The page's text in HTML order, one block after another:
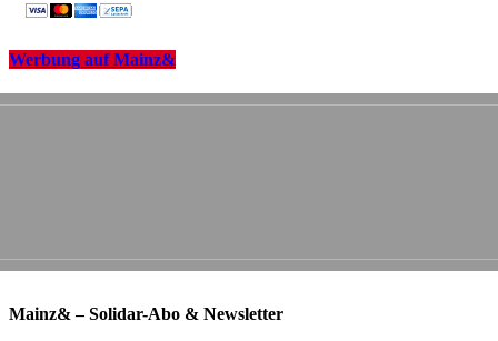
Werbung auf Mainz&
Mainz& – Solidar-Abo & Newsletter